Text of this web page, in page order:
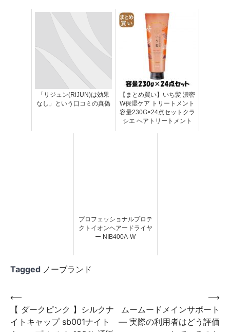
「リジュン(RiJUN)は効果
なし」という口コミの真偽
【まとめ買い】いち髪 濃密
W保湿ケア トリートメント
容量230G×24点セットクラ
シエ ヘアトリートメント
プロフェッショナルプロテ
クトイオンヘアードライヤ
ー NIB400A-W
Tagged ノーブランド
投
稿
⟵
【 ダークピンク 】シルクナ
イトキャップ sb001ナイト
ムームードメインサポート
— 実際の利用者はどう評価
⟶